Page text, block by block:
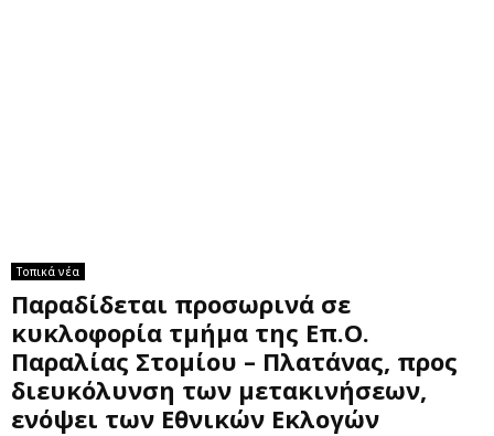
Τοπικά νέα
Παραδίδεται προσωρινά σε
κυκλοφορία τμήμα της Επ.Ο.
Παραλίας Στομίου – Πλατάνας, προς
διευκόλυνση των μετακινήσεων,
ενόψει των Εθνικών Εκλογών